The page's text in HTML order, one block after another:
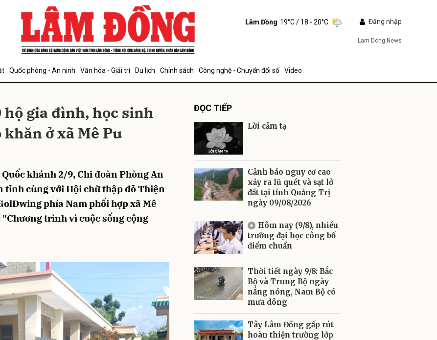
Lâm Đồng 19°C/ 18 - 20°C Đăng nhập
Lam Dong News
Quốc phòng - An ninh Văn hóa - Giải trí Du lịch Chính sách Công nghệ - Chuyển đổi số Video
hộ gia đình, học sinh
ở xã Mê Pu
khánh 2/9, Chi đoàn Phòng An
tỉnh cùng với Hội chữ thập đỏ Thiện
phía Nam phối hợp xã Mê
trình vì cuộc sống cộng
ĐỌC TIẾP
Lời cảm tạ
Cảnh báo nguy cơ cao
xảy ra lũ quét và sạt lở
đất tại tỉnh Quảng Trị
ngày 09/08/2026
Hôm nay (9/8), nhiều
trường đại học công bố
điểm chuẩn
Thời tiết ngày 9/8: Bắc
Bộ và Trung Bộ ngày
nắng nóng, Nam Bộ có
mưa dông
Tây Lâm Đồng gấp rút
hoàn thiện trường lớp
luận
Gửi